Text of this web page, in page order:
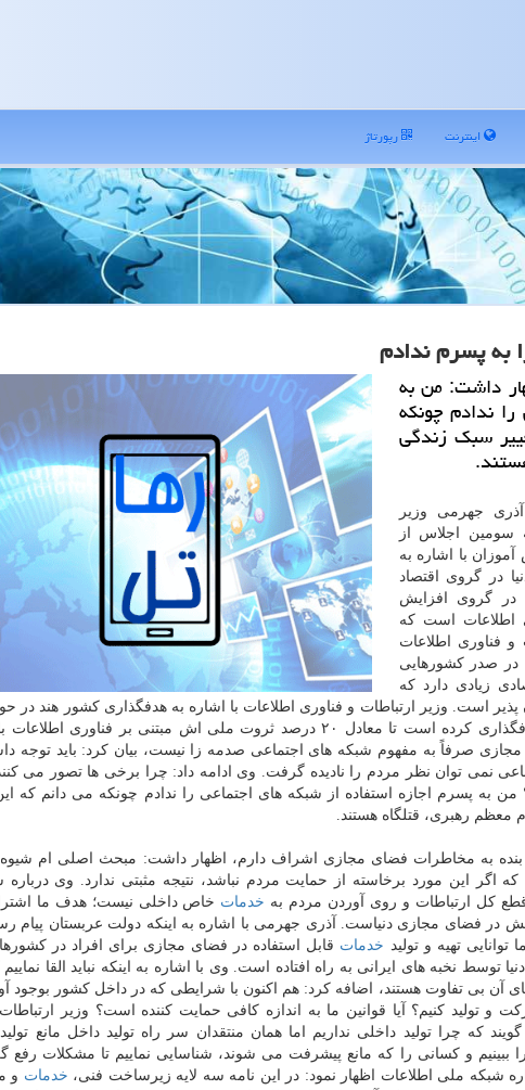
اینترنت رپورتاژ
به پسرم ندادم
داشت: من به
ندادم چونكه
سبك زندگی
جهرمی وزیر
سومین اجلاس از
با اشاره به
در گروی اقتصاد
در گروی افزایش
اطلاعات است كه
فناوری اطلاعات
در صدر كشورهایی
زیادی دارد كه
پذیر است. وزیر ارتباطات و فناوری اطلاعات با اشاره به هدفگذاری كشور هند در
اطلاعات، تصریح كرد: كشور هند تا سال ۲۰۲۵ هدفگذاری كرده است تا معادل ۲۰ درصد ثروت ملی اش مبتنی بر
مجازی صرفاً به مفهوم شبكه های اجتماعی صدمه زا نیست، بیان كرد: باید توجه
نمی توان نظر مردم را نادیده گرفت. وی ادامه داد: چرا برخی ها تصور می
به پسرم اجازه استفاده از شبكه های اجتماعی را ندادم چونكه می دانم كه
معظم رهبری، قتلگاه هستند.
بنده به مخاطرات فضای مجازی اشراف دارم، اظهار داشت: مبحث اصلی ام شیوه
این مورد برخاسته از حمایت مردم نباشد، نتیجه مثبتی ندارد. وی درباره
كل ارتباطات و روی آوردن مردم به خدمات خاص داخلی نیست؛ هدف ما
در فضای مجازی دنیاست. آذری جهرمی با اشاره به اینكه دولت عربستان پیام
تهیه و تولید خدمات قابل استفاده در فضای مجازی برای افراد در
توسط نخبه های ایرانی به راه افتاده است. وی با اشاره به اینكه نباید القا
بی تفاوت هستند، اضافه كرد: هم اكنون با شرایطی كه در داخل كشور بوجود
تولید كنیم؟ آیا قوانین ما به اندازه كافی حمایت كننده است؟ وزیر
كه چرا تولید داخلی نداریم اما همان منتقدان سر راه تولید داخل مانع
ببینیم و كسانی را كه مانع پیشرفت می شوند، شناسایی نماییم تا مشكلات رفع
شبكه ملی اطلاعات اظهار نمود: در این نامه سه لایه زیرساخت فنی، خدمات و